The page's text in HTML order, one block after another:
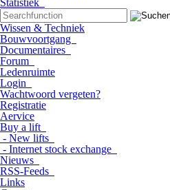
Statistiek
Wissen & Techniek
Bouwvoortgang
Documentaires
Forum
Ledenruimte
Login
Wachtwoord vergeten?
Registratie
Aervice
Buy a lift
- New lifts
- Internet stock exchange
Nieuws
RSS-Feeds
Links